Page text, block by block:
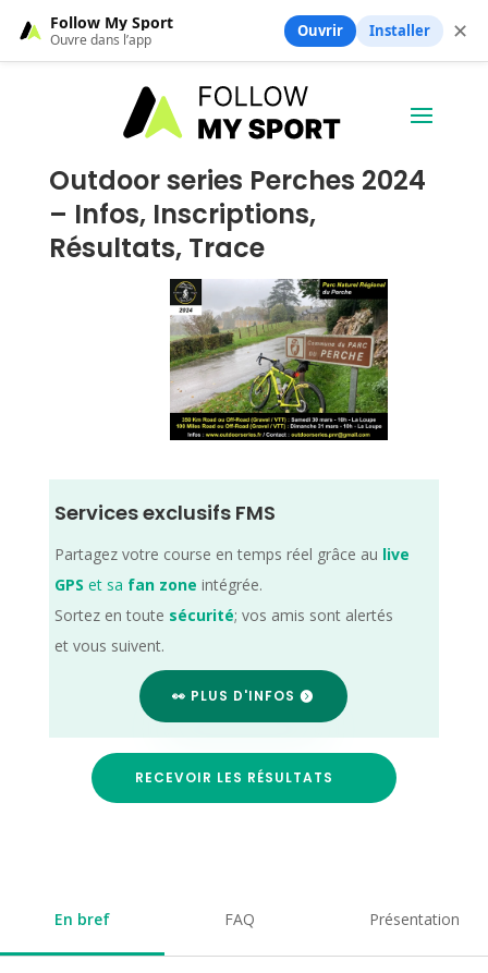
Outdoor series Perches 2024
– Infos, Inscriptions,
Résultats, Trace
Services exclusifs FMS
Partagez votre course en temps réel grâce au live
GPS et sa fan zone intégrée.
Sortez en toute sécurité; vos amis sont alertés
et vous suivent.
👀 PLUS D'INFOS
RECEVOIR LES RÉSULTATS
En bref FAQ Présentation
Follow My Sport
Ouvre dans l’app Ouvrir Installer ✕